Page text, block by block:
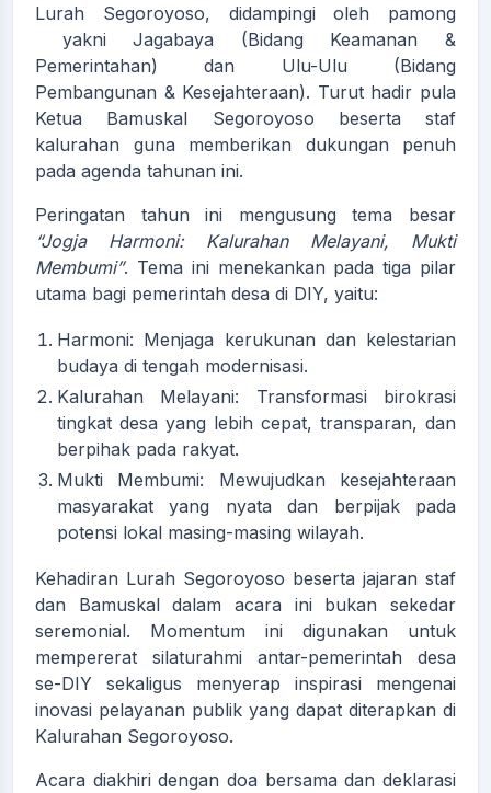
Lurah Segoroyoso, didampingi oleh pamong
yakni Jagabaya (Bidang Keamanan &
Pemerintahan) dan Ulu-Ulu (Bidang
Pembangunan & Kesejahteraan). Turut hadir pula
Ketua Bamuskal Segoroyoso beserta staf
kalurahan guna memberikan dukungan penuh
pada agenda tahunan ini.
Peringatan tahun ini mengusung tema besar
“Jogja Harmoni: Kalurahan Melayani, Mukti
Membumi”. Tema ini menekankan pada tiga pilar
utama bagi pemerintah desa di DIY, yaitu:
Harmoni: Menjaga kerukunan dan kelestarian
budaya di tengah modernisasi.
Kalurahan Melayani: Transformasi birokrasi
tingkat desa yang lebih cepat, transparan, dan
berpihak pada rakyat.
Mukti Membumi: Mewujudkan kesejahteraan
masyarakat yang nyata dan berpijak pada
potensi lokal masing-masing wilayah.
Kehadiran Lurah Segoroyoso beserta jajaran staf
dan Bamuskal dalam acara ini bukan sekedar
seremonial. Momentum ini digunakan untuk
mempererat silaturahmi antar-pemerintah desa
se-DIY sekaligus menyerap inspirasi mengenai
inovasi pelayanan publik yang dapat diterapkan di
Kalurahan Segoroyoso.
Acara diakhiri dengan doa bersama dan deklarasi